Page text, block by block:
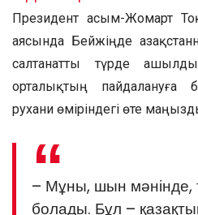
Президент Қасым-Жомарт
аясында Бейжіңде
салтанатты түрде
орталықтың пайдалануға
рухани өміріндегі өте
– Мұны, шын мәнінде,
болады. Бұл –